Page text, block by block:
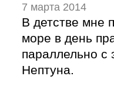
7 марта 2014
В детстве мне
море в день
параллельно с
Нептуна.